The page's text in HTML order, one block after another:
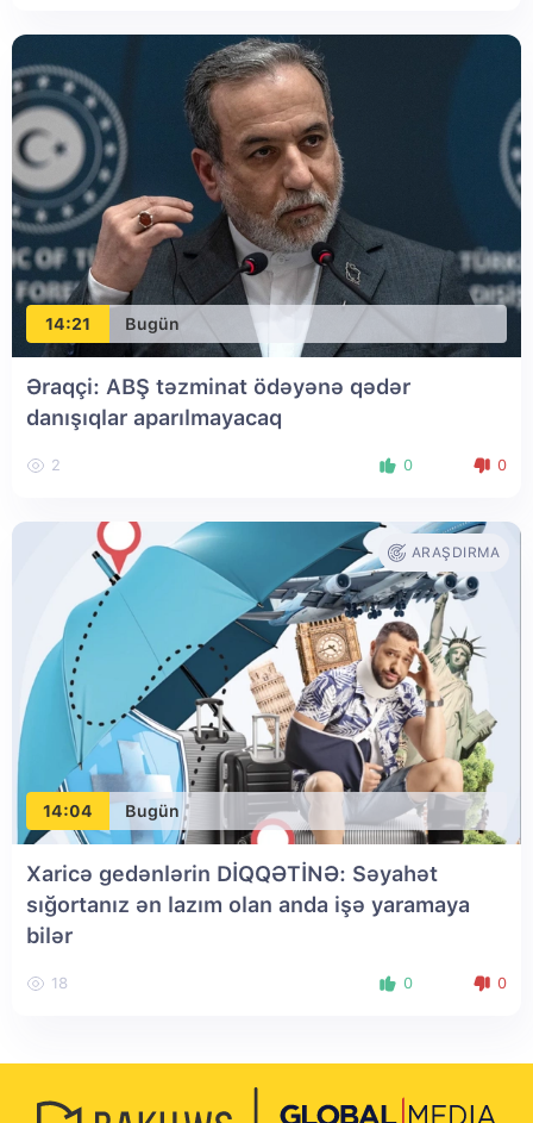
14:21 Bugün
Əraqçi: ABŞ təzminat ödəyənə qədər
danışıqlar aparılmayacaq
2 0 0
14:04 Bugün
ARAŞDIRMA
Xaricə gedənlərin DİQQƏTİNƏ: Səyahət
sığortanız ən lazım olan anda işə yaramaya
bilər
18 0 0